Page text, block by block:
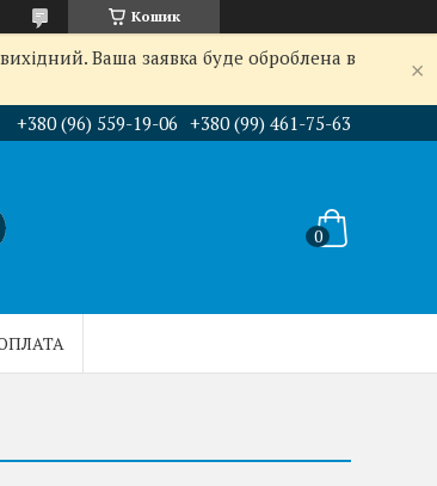
Кошик
Ваша заявка буде оброблена в
+380 (96) 559-19-06 +380 (99) 461-75-63